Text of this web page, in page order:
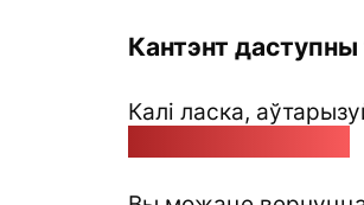
Кантэнт даступны
Калі ласка,